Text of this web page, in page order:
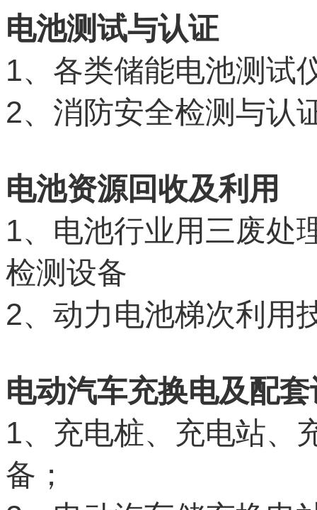
电池测试与认证
1、各类储能电池测试
2、消防安全检测与认
电池资源回收及利用
1、电池行业用三废处
检测设备
2、动力电池梯次利用
电动汽车充换电及配
1、充电桩、充电站、
备；